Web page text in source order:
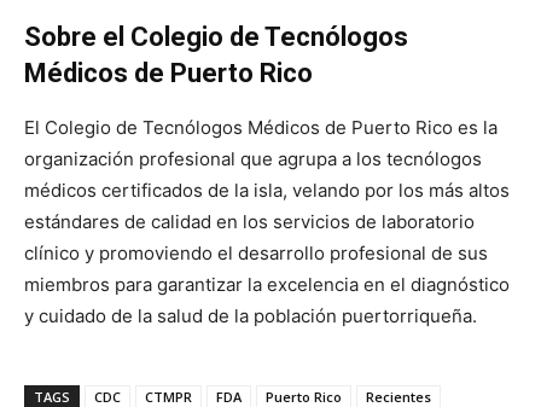
Sobre el Colegio de Tecnólogos
Médicos de Puerto Rico
El Colegio de Tecnólogos Médicos de Puerto Rico es la
organización profesional que agrupa a los tecnólogos
médicos certificados de la isla, velando por los más altos
estándares de calidad en los servicios de laboratorio
clínico y promoviendo el desarrollo profesional de sus
miembros para garantizar la excelencia en el diagnóstico
y cuidado de la salud de la población puertorriqueña.
TAGS CDC CTMPR FDA Puerto Rico
Recientes